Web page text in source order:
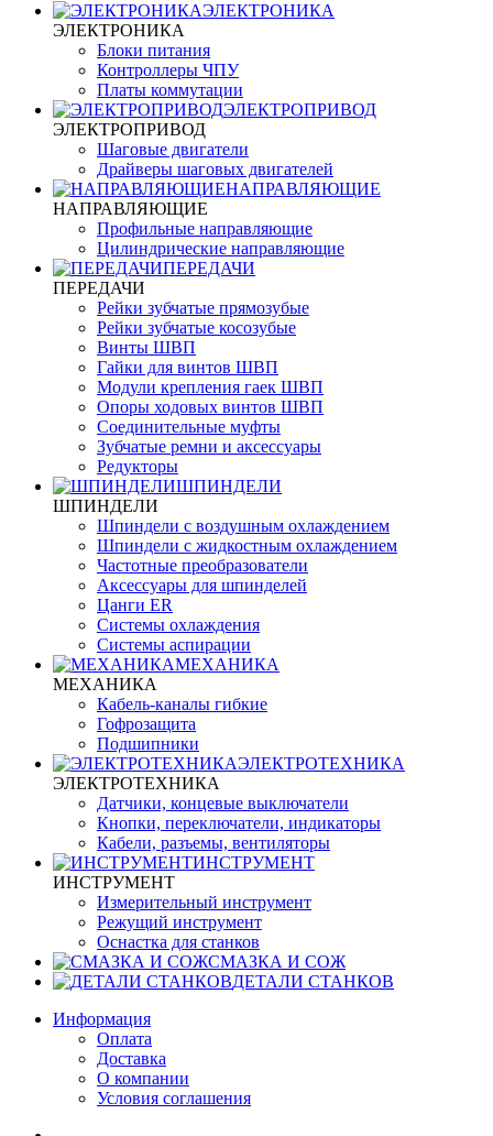
ЭЛЕКТРОНИКА
ЭЛЕКТРОНИКА
Блоки питания
Контроллеры ЧПУ
Платы коммутации
ЭЛЕКТРОПРИВОД
ЭЛЕКТРОПРИВОД
Шаговые двигатели
Драйверы шаговых двигателей
НАПРАВЛЯЮЩИЕ
НАПРАВЛЯЮЩИЕ
Профильные направляющие
Цилиндрические направляющие
ПЕРЕДАЧИ
ПЕРЕДАЧИ
Рейки зубчатые прямозубые
Рейки зубчатые косозубые
Винты ШВП
Гайки для винтов ШВП
Модули крепления гаек ШВП
Опоры ходовых винтов ШВП
Соединительные муфты
Зубчатые ремни и аксессуары
Редукторы
ШПИНДЕЛИ
ШПИНДЕЛИ
Шпиндели с воздушным охлаждением
Шпиндели с жидкостным охлаждением
Частотные преобразователи
Аксессуары для шпинделей
Цанги ER
Системы охлаждения
Системы аспирации
МЕХАНИКА
МЕХАНИКА
Кабель-каналы гибкие
Гофрозащита
Подшипники
ЭЛЕКТРОТЕХНИКА
ЭЛЕКТРОТЕХНИКА
Датчики, концевые выключатели
Кнопки, переключатели, индикаторы
Кабели, разъемы, вентиляторы
ИНСТРУМЕНТ
ИНСТРУМЕНТ
Измерительный инструмент
Режущий инструмент
Оснастка для станков
СМАЗКА И СОЖ
ДЕТАЛИ СТАНКОВ
Информация
Оплата
Доставка
О компании
Условия соглашения